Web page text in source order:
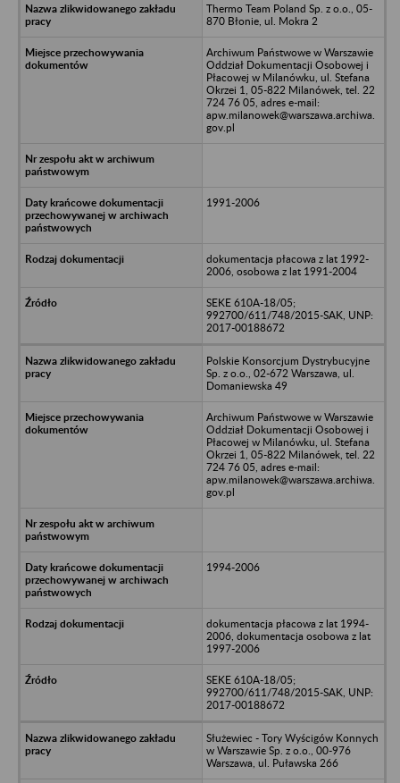
Thermo Team Poland Sp. z o.o., 05-
870 Błonie, ul. Mokra 2
Archiwum Państwowe w Warszawie
Oddział Dokumentacji Osobowej i
Płacowej w Milanówku, ul. Stefana
Okrzei 1, 05-822 Milanówek, tel. 22
724 76 05, adres e-mail:
apw.milanowek@warszawa.archiwa.
gov.pl
1991-2006
dokumentacja płacowa z lat 1992-
2006, osobowa z lat 1991-2004
SEKE 610A-18/05;
992700/611/748/2015-SAK, UNP:
2017-00188672
Polskie Konsorcjum Dystrybucyjne
Sp. z o.o., 02-672 Warszawa, ul.
Domaniewska 49
Archiwum Państwowe w Warszawie
Oddział Dokumentacji Osobowej i
Płacowej w Milanówku, ul. Stefana
Okrzei 1, 05-822 Milanówek, tel. 22
724 76 05, adres e-mail:
apw.milanowek@warszawa.archiwa.
gov.pl
1994-2006
dokumentacja płacowa z lat 1994-
2006, dokumentacja osobowa z lat
1997-2006
SEKE 610A-18/05;
992700/611/748/2015-SAK, UNP:
2017-00188672
Służewiec - Tory Wyścigów Konnych
w Warszawie Sp. z o.o., 00-976
Warszawa, ul. Puławska 266